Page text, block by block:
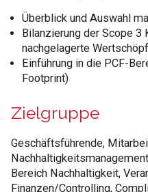
​Überblick und Auswahl
Bilanzierung der Scope 3
nachgelagerte
Einführung in die PCF-
Footprint)
Zielgruppe
Geschäftsführende,
Bereich Nachhaltigkeit,
Finanzen/Controlling,